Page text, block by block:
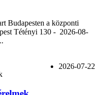
Budapesten a központi
Tétényi 130 - 2026-08-
2026-07-22